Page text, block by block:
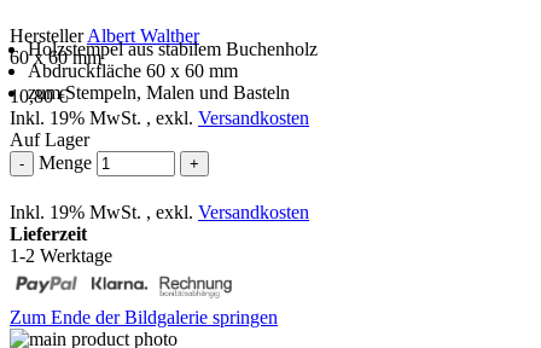
HerstellerAlbert Walther
60 x 60 mm
Holzstempel aus stabilem Buchenholz
Abdruckfläche 60 x 60 mm
zum Stempeln, Malen und Basteln
10,80 €
Inkl. 19% MwSt. , exkl. Versandkosten
Auf Lager
- Menge +
Inkl. 19% MwSt. , exkl. Versandkosten
Lieferzeit
1-2 Werktage
Zum Ende der Bildgalerie springen